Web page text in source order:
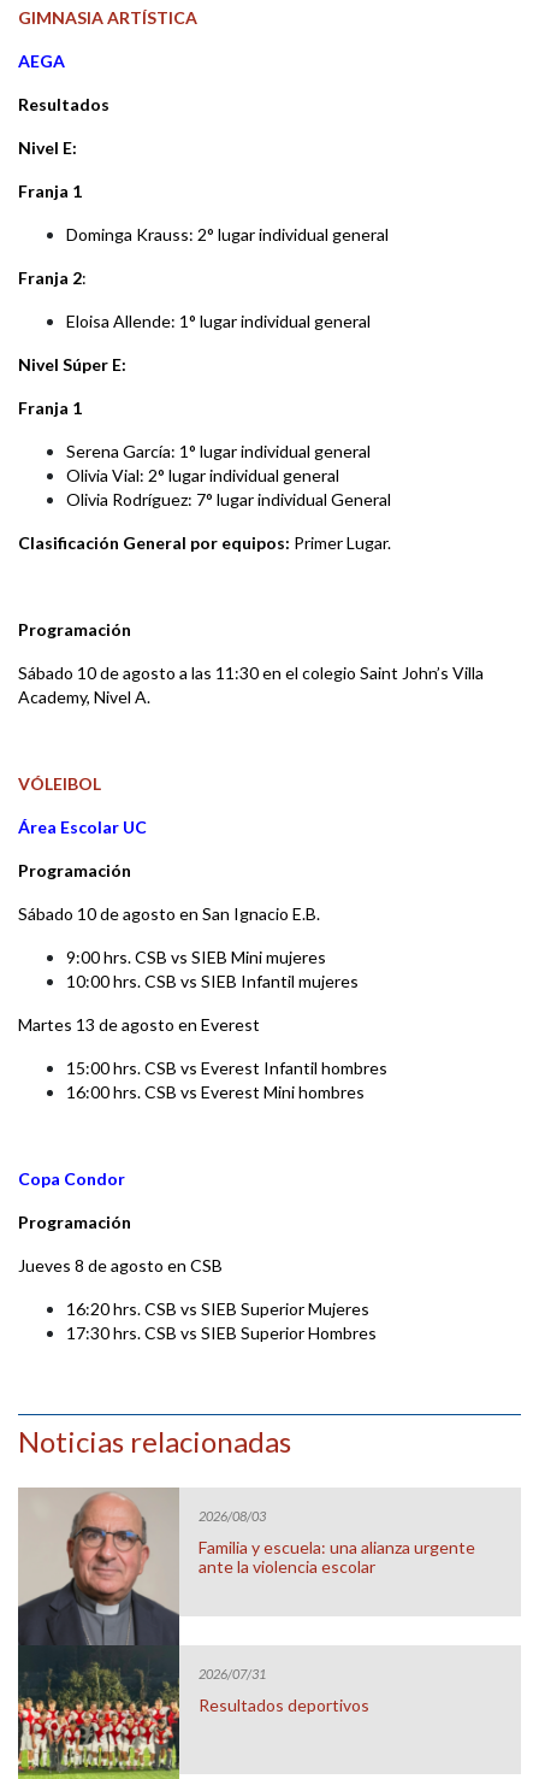
GIMNASIA ARTÍSTICA
AEGA
Resultados
Nivel E:
Franja 1
Dominga Krauss: 2° lugar individual general
Franja 2:
Eloisa Allende: 1° lugar individual general
Nivel Súper E:
Franja 1
Serena García: 1° lugar individual general
Olivia Vial: 2° lugar individual general
Olivia Rodríguez: 7° lugar individual General
Clasificación General por equipos: Primer Lugar.
Programación
Sábado 10 de agosto a las 11:30 en el colegio Saint John’s Villa
Academy, Nivel A.
VÓLEIBOL
Área Escolar UC
Programación
Sábado 10 de agosto en San Ignacio E.B.
9:00 hrs. CSB vs SIEB Mini mujeres
10:00 hrs. CSB vs SIEB Infantil mujeres
Martes 13 de agosto en Everest
15:00 hrs. CSB vs Everest Infantil hombres
16:00 hrs. CSB vs Everest Mini hombres
Copa Condor
Programación
Jueves 8 de agosto en CSB
16:20 hrs. CSB vs SIEB Superior Mujeres
17:30 hrs. CSB vs SIEB Superior Hombres
Noticias relacionadas
2026/08/03
Familia y escuela: una alianza urgente
ante la violencia escolar
2026/07/31
Resultados deportivos